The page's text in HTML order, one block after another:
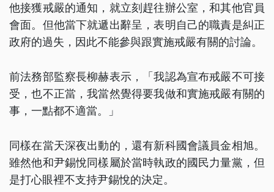
他接獲戒嚴的通知，就立刻趕往辦公室，和其他官員
會面。但他當下就遞出辭呈，表明自己的職責是糾正
政府的過失，因此不能參與跟實施戒嚴有關的討論。
前法務部監察長柳赫表示，「我認為宣布戒嚴不可接
受，也不正當，我當然覺得要我做和實施戒嚴有關的
事，一點都不適當。」
同樣在當天深夜出動的，還有新科國會議員金相旭。
雖然他和尹錫悅同樣屬於當時執政的國民力量黨，但
是打心眼裡不支持尹錫悅的決定。